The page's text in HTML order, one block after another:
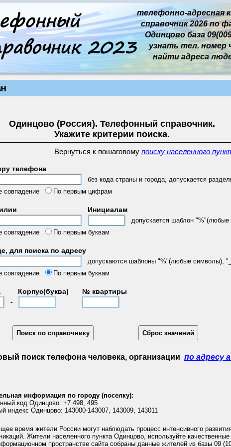
телефонно-адресная
справочник 2026 по
Одинцово база
узнать тел. номер
найти адреса
Одинцово (Россия). Телефонный справочник.
Укажите критерии поиска.
Вернуться к пошаговому поиску населенного
телефона
без кода страны и города, допускается
совпадение
По первым цифрам
Инициалам
допускается шаблон "%"(любые
совпадение
По первым буквам
для поиска по адресу
допускаются шаблоны "%"(любые символы),
совпадение
По первым буквам
Корпус(буква) № квартиры
-
поиск телефона человека, организации по адресу
информация по городу (поселку):
код Одинцово: +7 498, 495
индекс Одинцово: 143000-143007, 143009, 143011
время жители России могут наблюдать процесс интенсивного
Жители населенного пункта Одинцово, используйте качественные
пространстве сайта собраны данные жителей из базы 09